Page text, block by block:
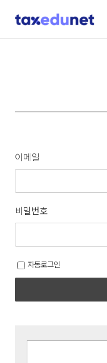
이메일
비밀번호
자동로그인